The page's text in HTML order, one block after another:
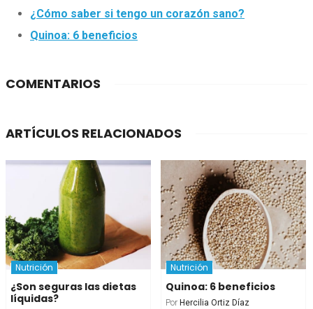
¿Cómo saber si tengo un corazón sano?
Quinoa: 6 beneficios
COMENTARIOS
ARTÍCULOS RELACIONADOS
Nutrición
¿Son seguras las dietas
líquidas?
Nutrición
Quinoa: 6 beneficios
Por Hercilia Ortiz Díaz